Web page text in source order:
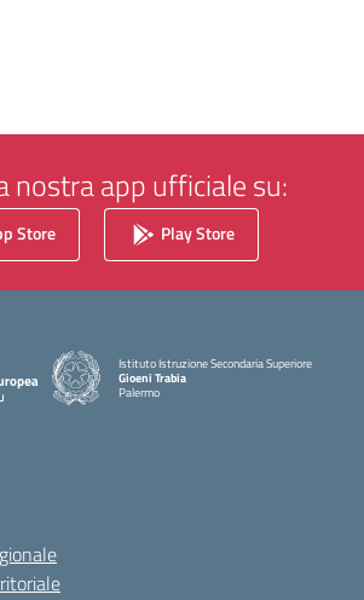
nostra app ufficiale su:
Store Play Store
Istituto Istruzione Secondaria Superiore
Gioeni Trabia
Palermo